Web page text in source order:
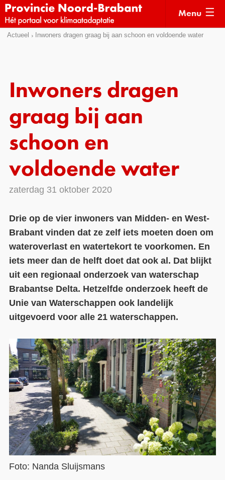
Sla
naar
menu
Direct
naar
pagina
Menu
Actueel Inwoners dragen graag bij aan schoon en voldoende water
Inwoners dragen
graag bij aan
schoon en
voldoende water
zaterdag 31 oktober 2020
Drie op de vier inwoners van Midden- en West-
Brabant vinden dat ze zelf iets moeten doen om
wateroverlast en watertekort te voorkomen. En
iets meer dan de helft doet dat ook al. Dat blijkt
uit een regionaal onderzoek van waterschap
Brabantse Delta. Hetzelfde onderzoek heeft de
Unie van Waterschappen ook landelijk
uitgevoerd voor alle 21 waterschappen.
Foto: Nanda Sluijsmans
Actueel
Klimaatverhalen
Kennisdossiers
Hulpmiddelen
Voorbeelden
Subsidies
Monitoring
Contact
Over ons
LIFE-IP Klimaatadaptatie
Weerbaar Dommelland